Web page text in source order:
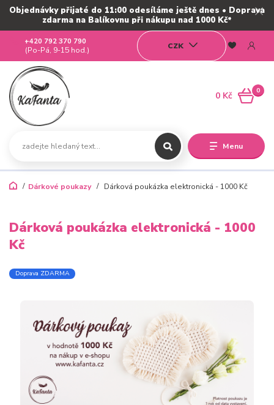
Objednávky přijaté do 11:00 odesíláme ještě dnes • Doprava
zdarma na Balíkovnu při nákupu nad 1000 Kč*
Menu
CZK
+420 792 370 790
(Po-Pá, 9-15 hod.)
0
0 Kč
Dárkové poukazy Dárková poukázka elektronická - 1000 Kč
Dárková poukázka elektronická - 1000
Kč
Doprava ZDARMA